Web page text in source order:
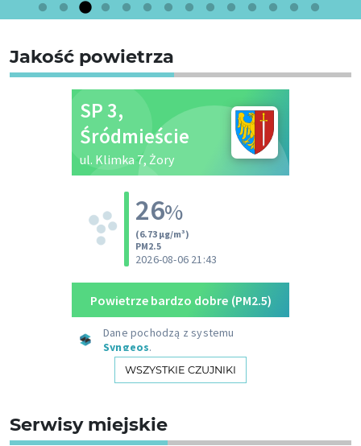
Jakość powietrza
WSZYSTKIE CZUJNIKI
Serwisy miejskie